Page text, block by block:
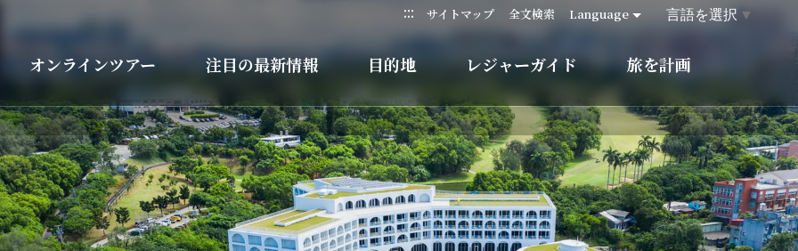
::: サイトマップ 全文検索 Language 言語を選択 ▼
オンラインツアー 注目の最新情報 目的地 レジャーガイド 旅を計画